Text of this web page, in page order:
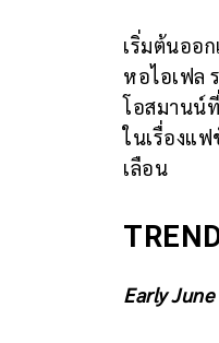
เริ่มต้นออ
หอไอเฟล
โอสมานน์
ในเรื่องแ
เลือน
Early June